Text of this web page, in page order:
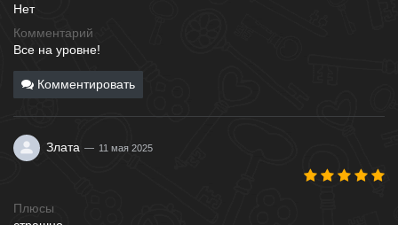
Нет
Комментарий
Все на уровне!
Комментировать
Злата 11 мая 2025
Плюсы